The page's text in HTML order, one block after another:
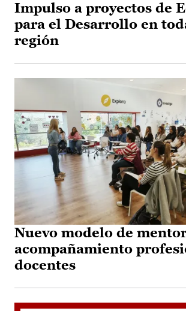
Impulso a proyectos de
para el Desarrollo en
región
Nuevo modelo de
acompañamiento
docentes